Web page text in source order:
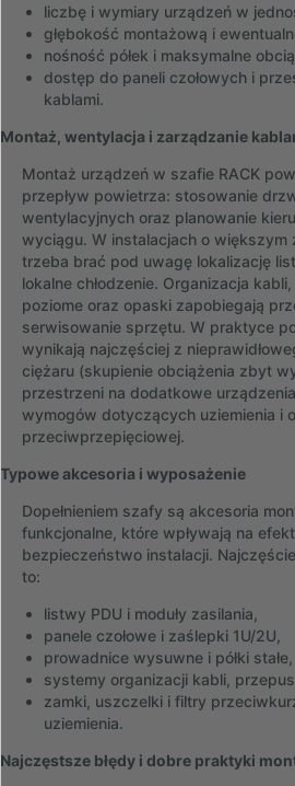
liczbę i wymiary urządzeń w
głębokość montażową i
nośność półek i maksymalne
dostęp do paneli czołowych i
kablami.
Montaż, wentylacja i zarządzanie
Montaż urządzeń w szafie RACK
przepływ powietrza: stosowanie
wentylacyjnych oraz planowanie
wyciągu. W instalacjach o większym
trzeba brać pod uwagę lokalizację
lokalne chłodzenie. Organizacja
poziome oraz opaski zapobiegają
serwisowanie sprzętu. W praktyce
wynikają najczęściej z
ciężaru (skupienie obciążenia zbyt
przestrzeni na dodatkowe
wymogów dotyczących uziemienia i
przeciwprzepięciowej.
Typowe akcesoria i wyposażenie
Dopełnieniem szafy są akcesoria
funkcjonalne, które wpływają na
bezpieczeństwo instalacji.
to:
listwy PDU i moduły zasilania,
panele czołowe i zaślepki 1U/2U,
prowadnice wysuwne i półki stałe,
systemy organizacji kabli,
zamki, uszczelki i filtry
uziemienia.
Najczęstsze błędy i dobre praktyki